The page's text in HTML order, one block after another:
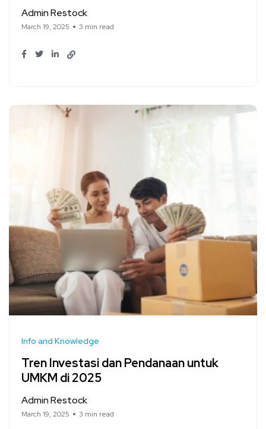
Admin Restock
March 19, 2025 3 min read
Info and Knowledge
Tren Investasi dan Pendanaan untuk
UMKM di 2025
Admin Restock
March 19, 2025 3 min read